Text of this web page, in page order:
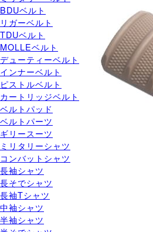
BDUベルト
リガーベルト
TDUベルト
MOLLEベルト
デューティーベルト
インナーベルト
ピストルベルト
カートリッジベルト
ベルトパッド
ベルトパーツ
ギリースーツ
ミリタリーシャツ
コンバットシャツ
長袖シャツ
長そでシャツ
長袖Tシャツ
中袖シャツ
半袖シャツ